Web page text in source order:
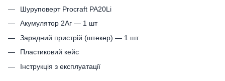
Шуруповерт Procraft PA20Li
Акумулятор 2Аг — 1 шт
Зарядний пристрій (штекер) — 1 шт
Пластиковий кейс
Інструкція з експлуатації